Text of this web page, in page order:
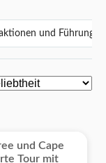
und Führungen
und Cape
Tour mit